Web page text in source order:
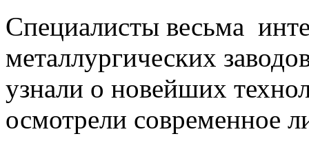
Специалисты весьма
металлургических
узнали о новейших
осмотрели современное